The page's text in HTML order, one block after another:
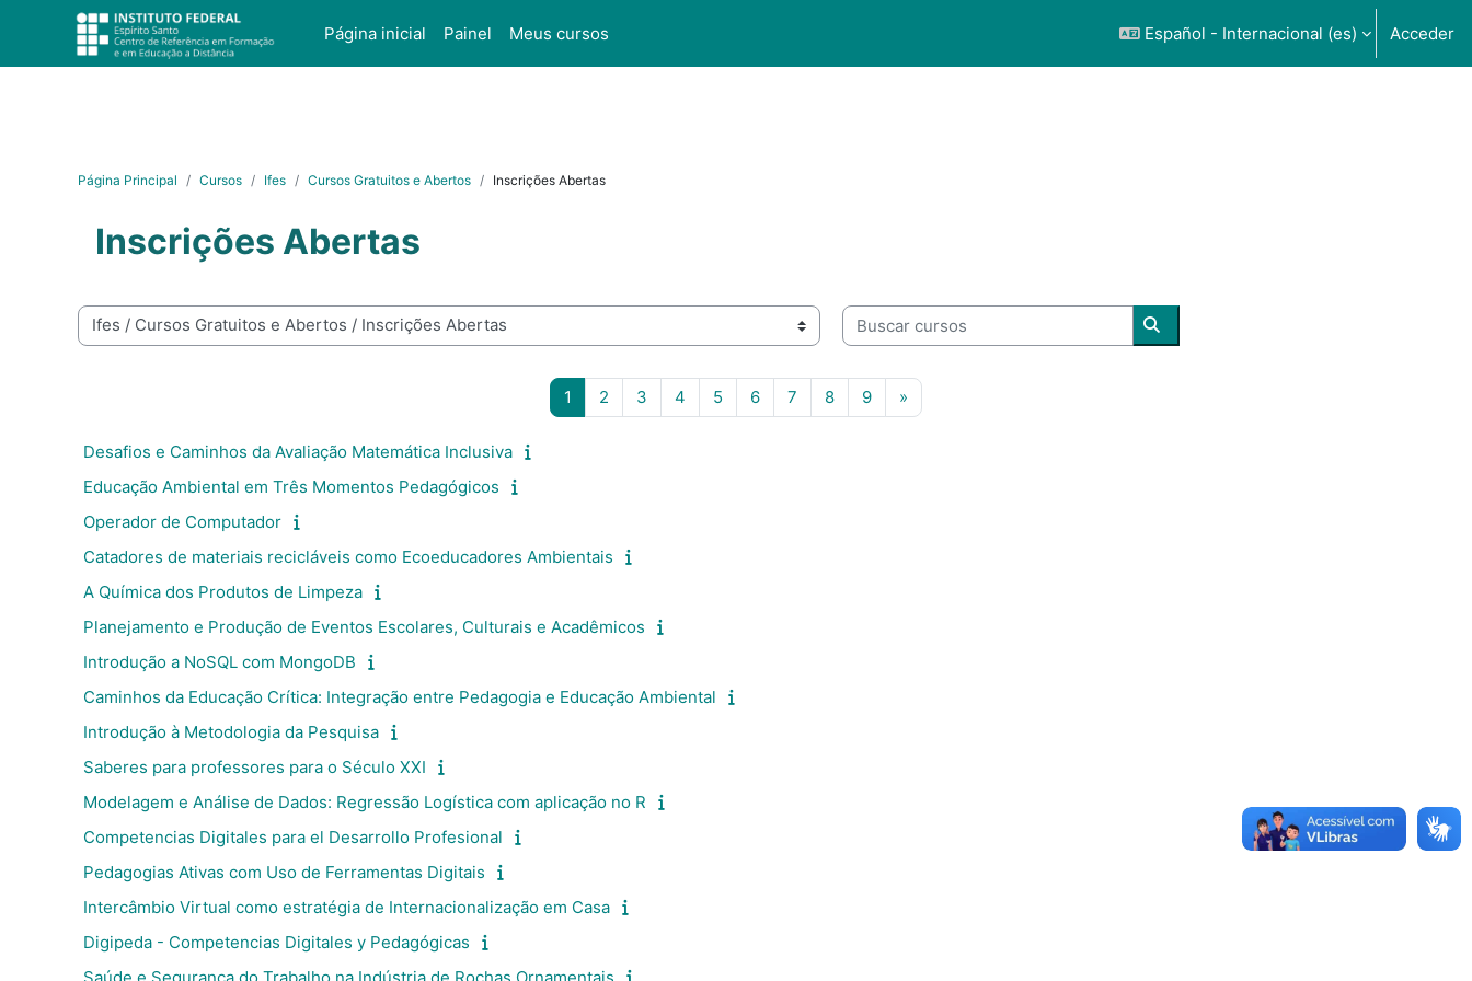
Salta al contenido principal
Página inicial
Painel Meus cursos Español - Internacional ‎(es)‎ Acceder
Página Principal Cursos Ifes Cursos Gratuitos e Abertos Inscrições Abertas
Inscrições Abertas
Categorías
Buscar cursos
Buscar cursos
1 Página 1
2 Página 2
3 Página 3
4 Página 4
5 Página 5
6Página 6
7 Página 7
8Página 8
9Página 9
»
Desafios e Caminhos da Avaliação Matemática Inclusiva
Educação Ambiental em Três Momentos Pedagógicos
Operador de Computador
Catadores de materiais recicláveis como Ecoeducadores Ambientais
A Química dos Produtos de Limpeza
Planejamento e Produção de Eventos Escolares, Culturais e Acadêmicos
Introdução a NoSQL com MongoDB
Caminhos da Educação Crítica: Integração entre Pedagogia e Educação Ambiental
Introdução à Metodologia da Pesquisa
Saberes para professores para o Século XXI
Modelagem e Análise de Dados: Regressão Logística com aplicação no R
Competencias Digitales para el Desarrollo Profesional
Pedagogias Ativas com Uso de Ferramentas Digitais
Intercâmbio Virtual como estratégia de Internacionalização em Casa
Digipeda - Competencias Digitales y Pedagógicas
Saúde e Segurança do Trabalho na Indústria de Rochas Ornamentais